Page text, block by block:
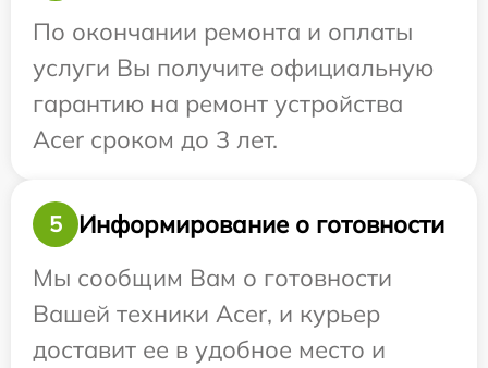
По окончании ремонта и оплаты
услуги Вы получите официальную
гарантию на ремонт устройства
Acer сроком до 3 лет.
5
Информирование о готовности
Мы сообщим Вам о готовности
Вашей техники Acer, и курьер
доставит ее в удобное место и